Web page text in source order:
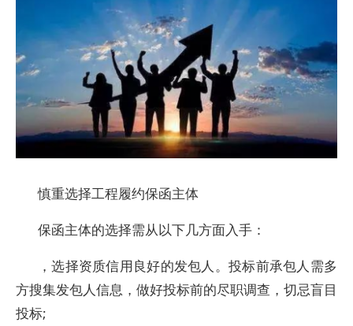
慎重选择工程履约保函主体
保函主体的选择需从以下几方面入手：
，选择资质信用良好的发包人。投标前承包人需多
方搜集发包人信息，做好投标前的尽职调查，切忌盲目
投标;